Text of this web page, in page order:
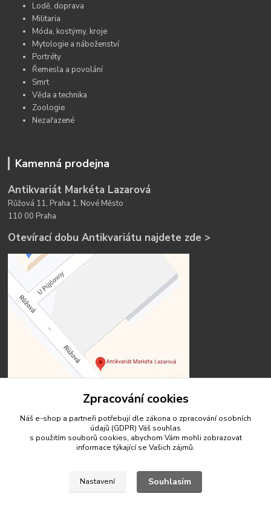
Lodě, doprava
Militaria
Móda, kostýmy, kroje
Mytologie a náboženství
Portréty
Řemesla a povolání
Smrt
Věda a technika
Zoologie
Nezařazené
Kamenná prodejna
Antikvariát Markéta Lazarová
Růžová 11, Praha 1, Nové Město
110 00 Praha
Otevírací dobu Antikvariátu najdete zde >
Zpracování cookies
Náš e-shop a partneři potřebují dle zákona o zpracování osobních
údajů (GDPR) Váš souhlas
s použitím souborů cookies, abychom Vám mohli zobrazovat
informace týkající se Vašich zájmů.
Nastavení Souhlasím